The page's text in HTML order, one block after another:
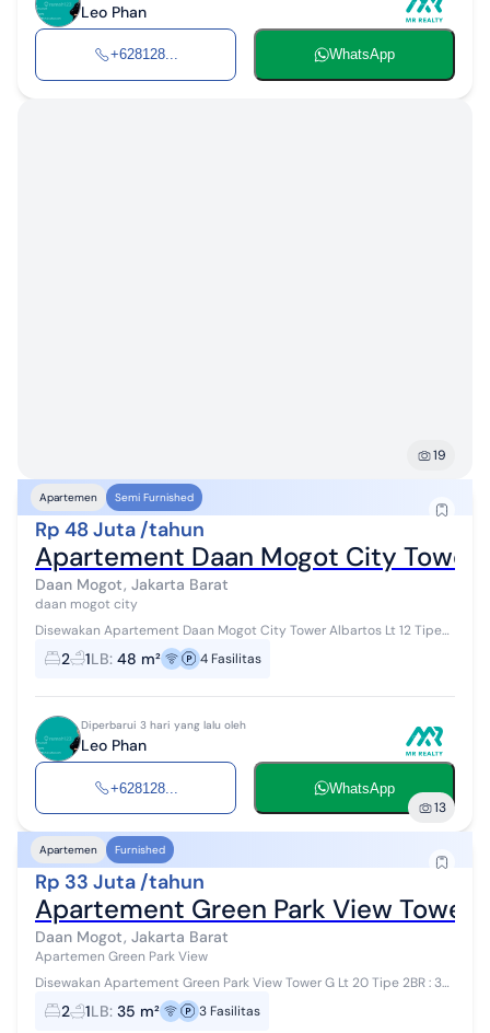
Leo Phan
+628128... WhatsApp
19
Apartemen Semi Furnished
Rp 48 Juta /tahun
Apartement Daan Mogot City Tower
Daan Mogot, Jakarta Barat
daan mogot city
Disewakan Apartement Daan Mogot City Tower Albartos Lt 12 Tipe
2BR : 48 m2 Full Furnished View City Sewa : Rp 48 jt / thn Nepis
Fasilitas : - Kol...
2 1LB: 48 m² 4 Fasilitas
Diperbarui 3 hari yang lalu oleh
Leo Phan
+628128... WhatsApp
13
Apartemen Furnished
Rp 33 Juta /tahun
Apartement Green Park View Tower
Daan Mogot, Jakarta Barat
Apartemen Green Park View
Disewakan Apartement Green Park View Tower G Lt 20 Tipe 2BR : 35
m2 Full Furnished View City Sewa : Rp 33 jt / thn Nego Fasilitas : -
Kolam rena...
2 1LB: 35 m² 3 Fasilitas